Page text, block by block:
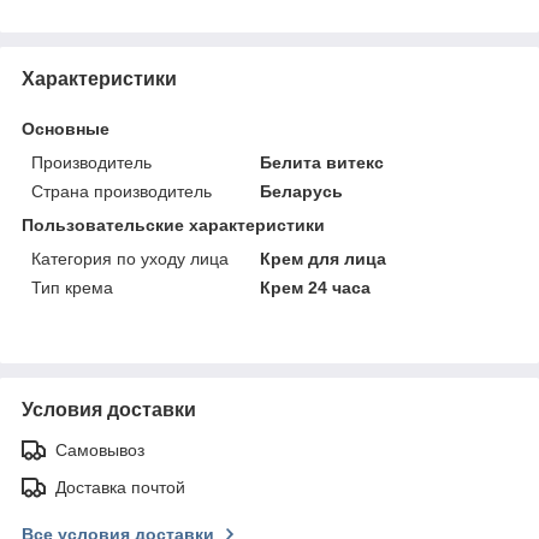
Характеристики
Основные
Производитель
Белита витекс
Страна производитель
Беларусь
Пользовательские характеристики
Категория по уходу лица
Крем для лица
Тип крема
Крем 24 часа
Условия доставки
Самовывоз
Доставка почтой
Все условия доставки